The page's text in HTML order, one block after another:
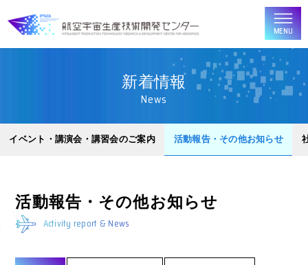
新着情報
News
イベント・講演会・講習会のご案内 活動報告・その他お知らせ
活動報告・その他お知らせ
Activity report & News
MENU